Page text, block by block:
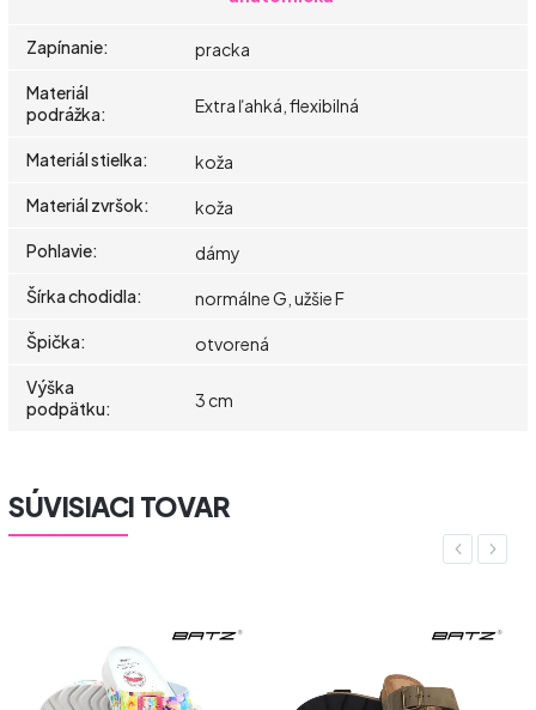
Zapínanie:
pracka
Materiál
podrážka: Extra ľahká, flexibilná
Materiál stielka:
koža
Materiál zvršok:
koža
Pohlavie:
dámy
Šírka chodidla:
normálne G, užšie F
Špička:
otvorená
Výška
podpätku: 3 cm
SÚVISIACI TOVAR
Previous
Next